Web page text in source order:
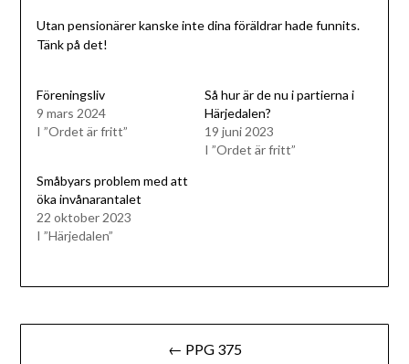
Utan pensionärer kanske inte dina föräldrar hade funnits.
Tänk på det!
Föreningsliv
9 mars 2024
I ”Ordet är fritt”
Så hur är de nu i partierna i
Härjedalen?
19 juni 2023
I ”Ordet är fritt”
Småbyars problem med att
öka invånarantalet
22 oktober 2023
I ”Härjedalen”
Inläggsnavigering
← PPG 375